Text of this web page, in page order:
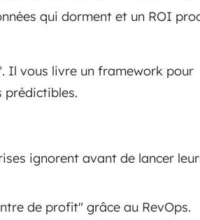
qui dorment et un ROI
Il vous livre un framework pour
prédictibles.
ignorent avant de lancer
de profit" grâce au RevOps.